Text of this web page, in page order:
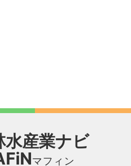
水産業ナビ
マフィン